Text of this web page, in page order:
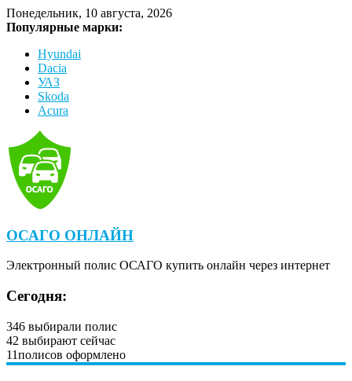
Понедельник, 10 августа, 2026
Популярные марки:
Hyundai
Dacia
УАЗ
Skoda
Acura
ОСАГО ОНЛАЙН
Электронный полис ОСАГО купить онлайн через интернет
Сегодня:
346 выбирали полис
42 выбирают сейчас
11полисов оформлено